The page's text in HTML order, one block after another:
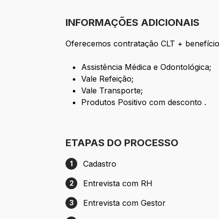
INFORMAÇÕES ADICIONAIS
Oferecemos contratação CLT +
Assistência Médica e Odontológica;
Vale Refeição;
Vale Transporte;
Produtos Positivo com desconto .
ETAPAS DO PROCESSO
Etapa 1: Cadastro
1 Cadastro
Etapa 2: Entrevista com RH
2 Entrevista com RH
Etapa 3: Entrevista com Gestor
3 Entrevista com Gestor